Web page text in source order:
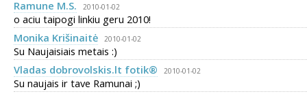
Ramune M.S.
2010-01-02
o aciu taipogi linkiu geru 2010!
Monika Krišinaitė
2010-01-02
Su Naujaisiais metais :)
Vladas dobrovolskis.lt fotik®
2010-01-02
Su naujais ir tave Ramunai ;)